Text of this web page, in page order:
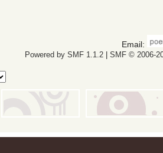
Email:
Powered by SMF 1.1.2| SMF © 2006-